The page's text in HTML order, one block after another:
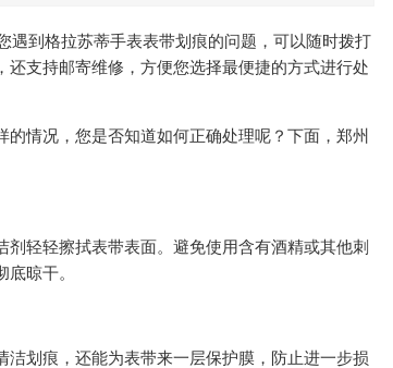
遇到格拉苏蒂手表表带划痕的问题，可以随时拨打
支持邮寄维修，方便您选择最便捷的方式进行处
情况，您是否知道如何正确处理呢？下面，郑州
轻轻擦拭表带表面。避免使用含有酒精或其他刺
晾干。
划痕，还能为表带来一层保护膜，防止进一步损